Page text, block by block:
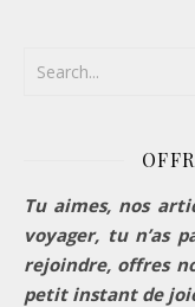
Tu aimes, nos
voyager, tu n’as
rejoindre, offres
petit instant de